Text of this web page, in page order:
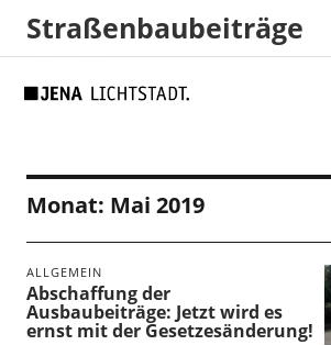
map
Straßenbaubeiträge
Monat: Mai 2019
ALLGEMEIN
Abschaffung der
Ausbaubeiträge: Jetzt wird es
ernst mit der Gesetzesänderung!